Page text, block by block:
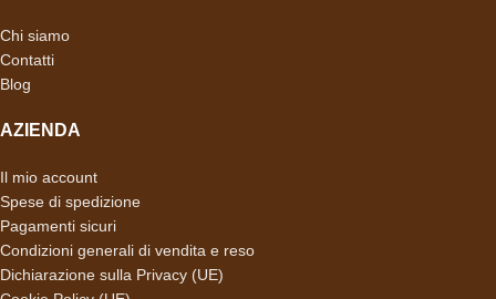
Chi siamo
Contatti
Blog
AZIENDA
Il mio account
Spese di spedizione
Pagamenti sicuri
Condizioni generali di vendita e reso
Dichiarazione sulla Privacy (UE)